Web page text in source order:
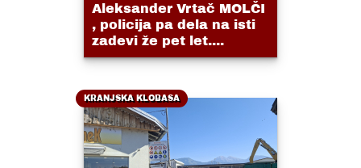
Aleksander Vrtač MOLČI
, policija pa dela na isti
zadevi že pet let....
KRANJSKA KLOBASA